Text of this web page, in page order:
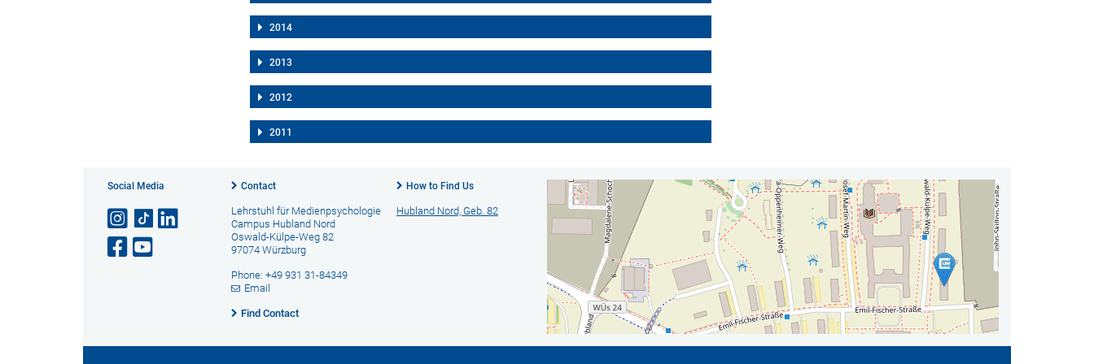
2014
2013
2012
2011
Social Media Contact
Lehrstuhl für Medienpsychologie
Campus Hubland Nord
Oswald-Külpe-Weg 82
97074 Würzburg
Phone: +49 931 31-84349
Email
Find Contact
How to Find Us
Hubland Nord, Geb. 82